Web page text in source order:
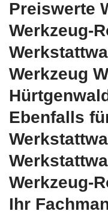
Preiswerte
Werkzeug-
Werkzeug
Ebenfalls
Werkzeug-
Ihr